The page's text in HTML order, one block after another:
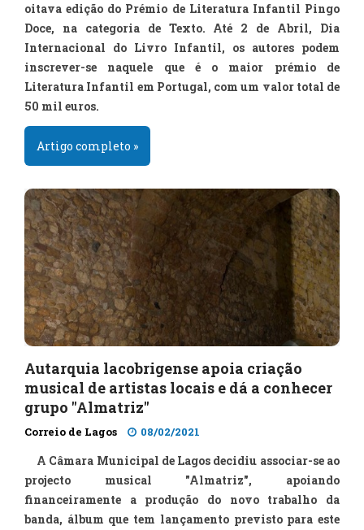
oitava edição do Prémio de Literatura Infantil Pingo
Doce, na categoria de Texto. Até 2 de Abril, Dia
Internacional do Livro Infantil, os autores podem
inscrever-se naquele que é o maior prémio de
Literatura Infantil em Portugal, com um valor total de
50 mil euros.
Artigo completo »
Autarquia lacobrigense apoia criação
musical de artistas locais e dá a conhecer
grupo "Almatriz"
Correio de Lagos 08/02/2021
A Câmara Municipal de Lagos decidiu associar-se ao
projecto musical "Almatriz", apoiando
financeiramente a produção do novo trabalho da
banda, álbum que tem lançamento previsto para este